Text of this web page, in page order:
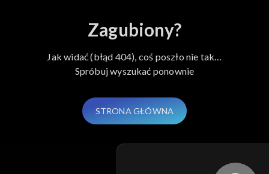
Zagubiony?
Jak widać (błąd 404), coś poszło nie tak…
Spróbuj wyszukać ponownie
STRONA GŁÓWNA